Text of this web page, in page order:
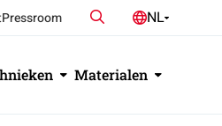
Pressroom ZoekenNL
Materialen